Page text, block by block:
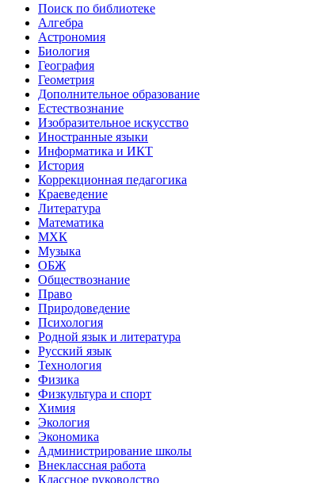
Поиск по библиотеке
Алгебра
Астрономия
Биология
География
Геометрия
Дополнительное образование
Естествознание
Изобразительное искусство
Иностранные языки
Информатика и ИКТ
История
Коррекционная педагогика
Краеведение
Литература
Математика
МХК
Музыка
ОБЖ
Обществознание
Право
Природоведение
Психология
Родной язык и литература
Русский язык
Технология
Физика
Физкультура и спорт
Химия
Экология
Экономика
Администрирование школы
Внеклассная работа
Классное руководство